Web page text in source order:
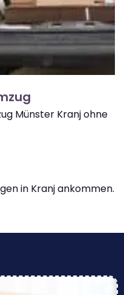
Münster Kranj ohne
in Kranj ankommen.